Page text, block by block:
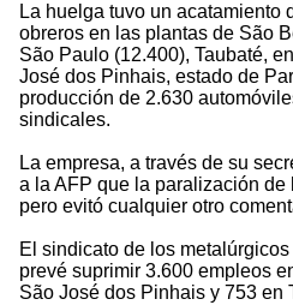
La huelga tuvo un acatamiento
obreros en las plantas de São
São Paulo (12.400), Taubaté,
José dos Pinhais, estado de
producción de 2.630
sindicales.
La empresa, a través de su
a la AFP que la paralización de
pero evitó cualquier otro
El sindicato de los
prevé suprimir 3.600 empleos
São José dos Pinhais y 753 en